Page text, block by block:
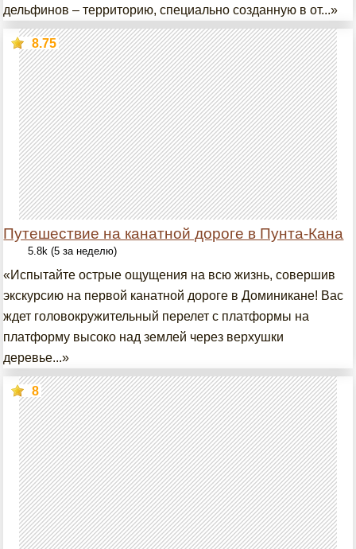
дельфинов – территорию, специально созданную в от...»
Путешествие на канатной дороге в Пунта-Кана
8.75
5.8k (5 за неделю)
«Испытайте острые ощущения на всю жизнь, совершив
экскурсию на первой канатной дороге в Доминикане! Вас
ждет головокружительный перелет с платформы на
платформу высоко над землей через верхушки
деревье...»
8